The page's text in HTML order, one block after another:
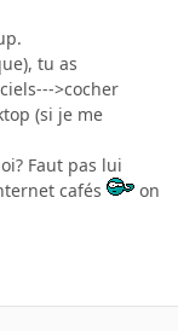
tu as
>cocher
(si je me
Faut pas lui
cafés
on